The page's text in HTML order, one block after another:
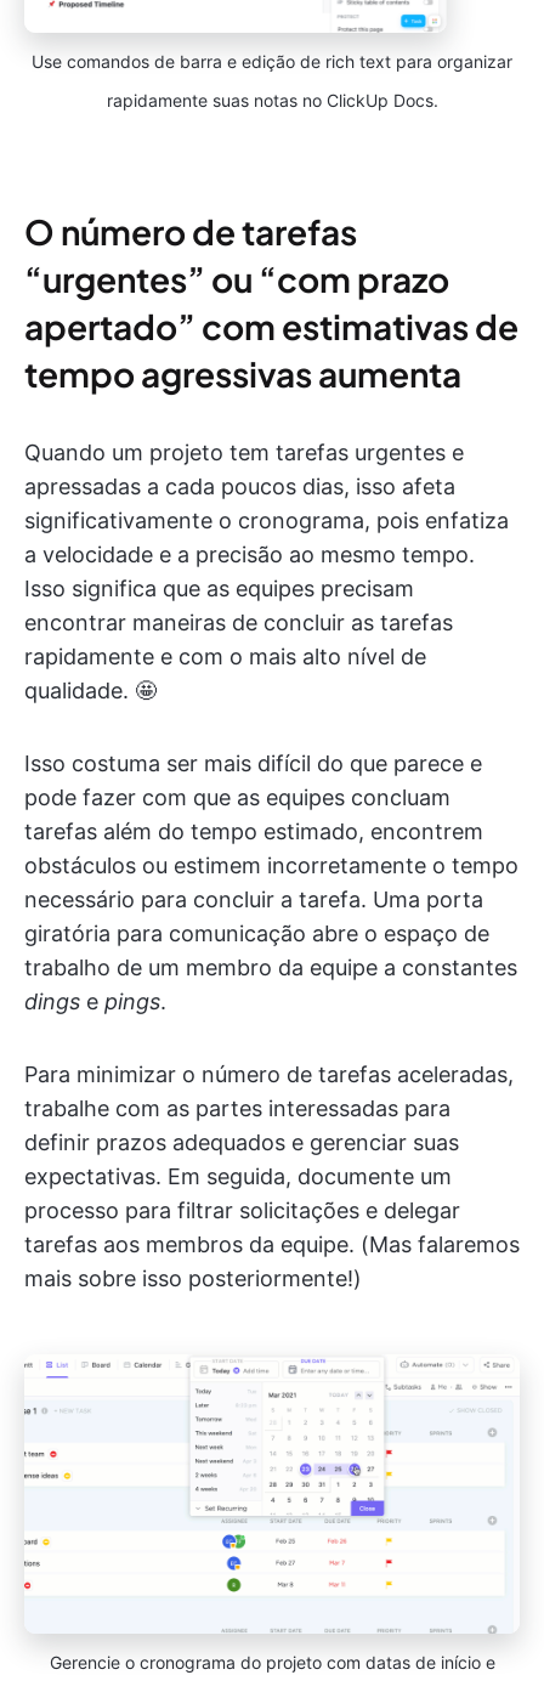
Use comandos de barra e edição de rich text para organizar
rapidamente suas notas no ClickUp Docs.
O número de tarefas
“urgentes” ou “com prazo
apertado” com estimativas de
tempo agressivas aumenta
Quando um projeto tem tarefas urgentes e
apressadas a cada poucos dias, isso afeta
significativamente o cronograma, pois enfatiza
a velocidade e a precisão ao mesmo tempo.
Isso significa que as equipes precisam
encontrar maneiras de concluir as tarefas
rapidamente e com o mais alto nível de
qualidade. 🤩
Isso costuma ser mais difícil do que parece e
pode fazer com que as equipes concluam
tarefas além do tempo estimado, encontrem
obstáculos ou estimem incorretamente o tempo
necessário para concluir a tarefa. Uma porta
giratória para comunicação abre o espaço de
trabalho de um membro da equipe a constantes
dings e pings.
Para minimizar o número de tarefas aceleradas,
trabalhe com as partes interessadas para
definir prazos adequados e gerenciar suas
expectativas. Em seguida, documente um
processo para filtrar solicitações e delegar
tarefas aos membros da equipe. (Mas falaremos
mais sobre isso posteriormente!)
Gerencie o cronograma do projeto com datas de início e